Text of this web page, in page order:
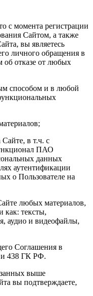
с момента регистрации
Сайтом, а также
вы являетесь
личного обращения в
об отказе от любых
способом и в любой
в т.ч. с
ПАО
данных
аутентификации
о Пользователе на
любых материалов,
как: тексты,
аудио и видеофайлы,
Соглашения в
и 438 ГК РФ.
выше
вы подтверждаете,